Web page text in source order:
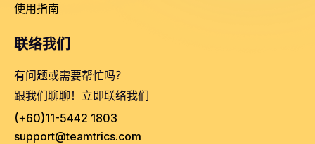
使用指南
联络我们
有问题或需要帮忙吗？
跟我们聊聊！立即联络我们
(+60)11-5442 1803
support@teamtrics.com